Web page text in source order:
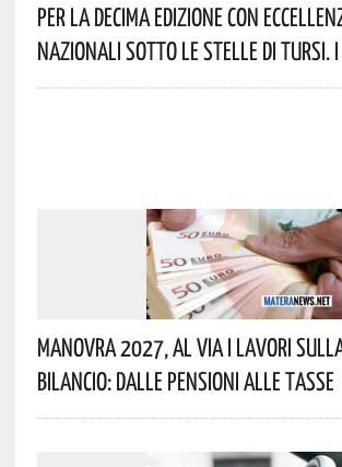
Per La Decima Edizione Con
Nazionali Sotto Le Stelle Di Tursi.
Manovra 2027, Al Via I Lavori Sulla
Bilancio: Dalle Pensioni Alle Tasse